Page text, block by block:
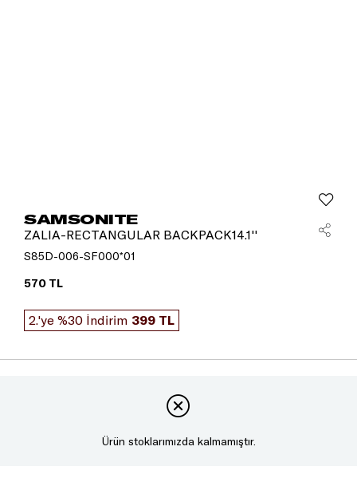
SAMSONITE
ZALIA-RECTANGULAR BACKPACK14.1''
S85D-006-SF000*01
570 TL
2.'ye %30 İndirim 399 TL
Ürün stoklarımızda kalmamıştır.